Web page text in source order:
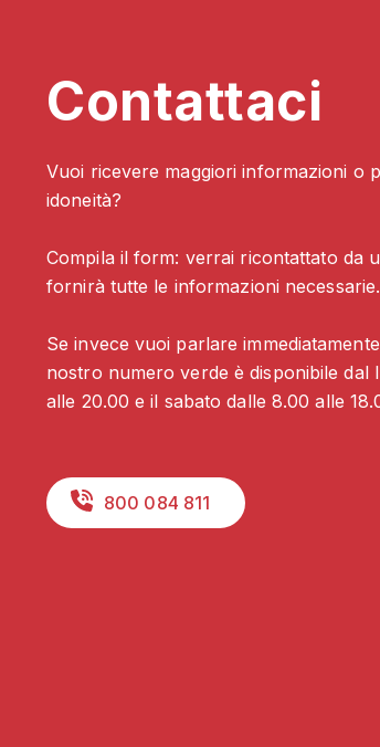
Contattaci
Vuoi ricevere maggiori informazioni o
idoneità?
Compila il form: verrai ricontattato da
fornirà tutte le informazioni necessarie.
Se invece vuoi parlare
nostro numero verde è disponibile dal
alle 20.00 e il sabato dalle 8.00 alle
800 084 811